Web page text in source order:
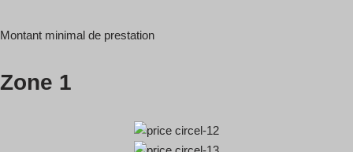
Montant minimal de prestation
Zone 1